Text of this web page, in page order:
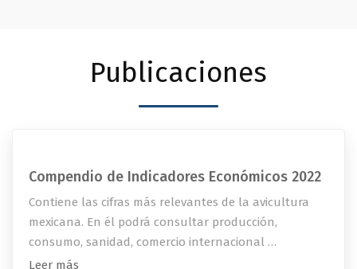
Publicaciones
Compendio de Indicadores Económicos 2022
Contiene las cifras más relevantes de la avicultura
mexicana. En él podrá consultar producción,
consumo, sanidad, comercio internacional …
Leer más